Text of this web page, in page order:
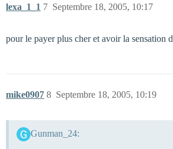
lexa_1_1 Septembre 18, 2005, 10:17
7
pour le payer plus cher et avoir la sensation
mike0907 Septembre 18, 2005, 10:19
8
Gunman_24: